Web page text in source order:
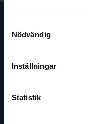
Nödvändig
Inställningar
Statistik
Här kan du välja att
Akademi,